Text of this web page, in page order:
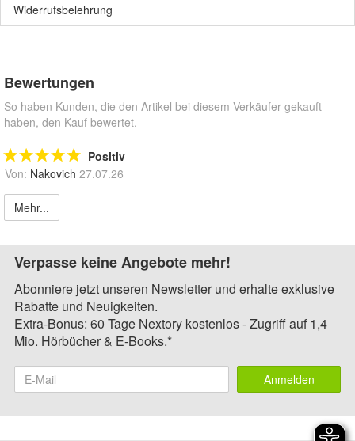
Widerrufsbelehrung
Bewertungen
So haben Kunden, die den Artikel bei diesem Verkäufer gekauft
haben, den Kauf bewertet.
Positiv
Von: Nakovich 27.07.26
Mehr...
Verpasse keine Angebote mehr!
Abonniere jetzt unseren Newsletter und erhalte exklusive
Rabatte und Neuigkeiten.
Extra-Bonus: 60 Tage Nextory kostenlos - Zugriff auf 1,4
Mio. Hörbücher & E-Books.*
Anmelden